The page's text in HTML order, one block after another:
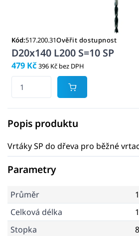
Kód:517.200.31Ověřit dostupnost
D20x140 L200 S=10 SP
479 Kč 396 Kč bez DPH
Popis produktu
Vrtáky SP do dřeva pro běžné
Parametry
Průměr
Celková délka
Stopka